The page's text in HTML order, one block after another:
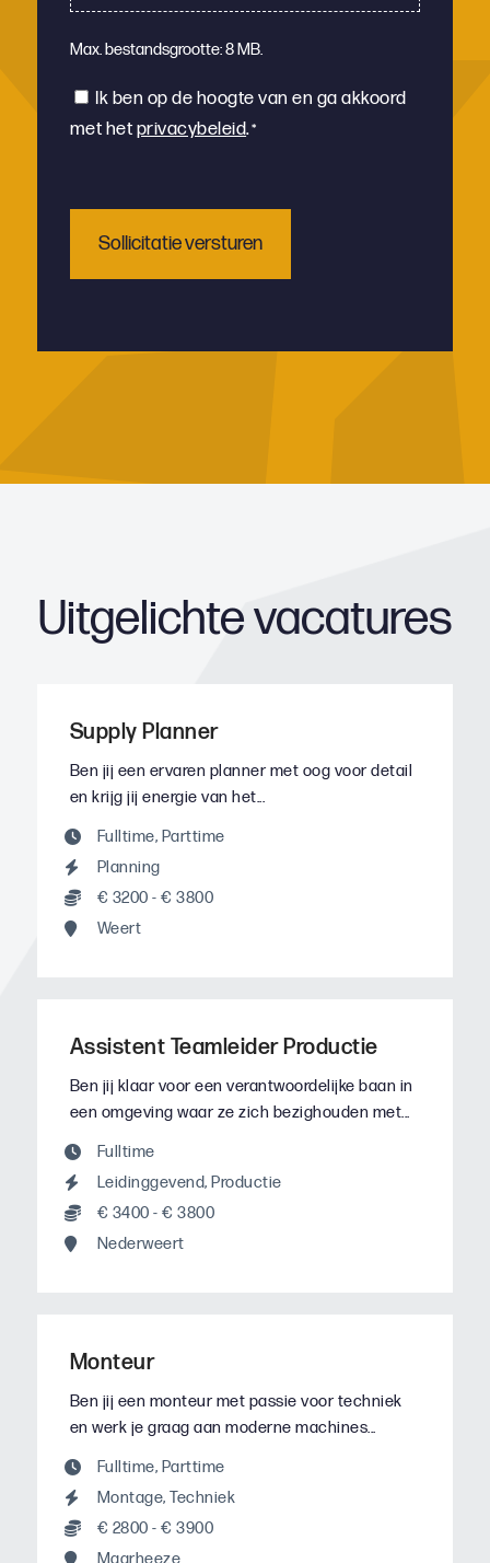
Max. bestandsgrootte: 8 MB.
Instemming
*
Ik ben op de hoogte van en ga akkoord
met het privacybeleid.*
Uitgelichte vacatures
Supply Planner
Ben jij een ervaren planner met oog voor detail
en krijg jij energie van het...
Fulltime, Parttime
Planning
€ 3200 - € 3800
Weert
Assistent Teamleider Productie
Ben jij klaar voor een verantwoordelijke baan in
een omgeving waar ze zich bezighouden met...
Fulltime
Leidinggevend, Productie
€ 3400 - € 3800
Nederweert
Monteur
Ben jij een monteur met passie voor techniek
en werk je graag aan moderne machines...
Fulltime, Parttime
Montage,Techniek
€ 2800 - € 3900
Maarheeze